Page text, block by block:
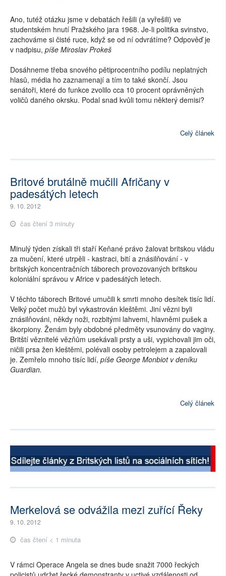
Ano, tutéž otázku jsme v debatách řešili (a vyřešili) ve
studentském hnutí Pražského jara 1968. Je-li politika svinstvo,
zachováme si čisté ruce, když se od ní odvrátíme? Odpověď je
v nadpisu, píše Miroslav Prokeš
Dosáhneme třeba snového pětiprocentního podílu neplatných
hlasů, média ho zaznamenají a tím to také skončí. Jsou
senátoři, které do funkce zvolilo cca 10 procent oprávněných
voličů daného okrsku. Podal snad kvůli tomu některý demisi?
Celý článek
Britové brutálně mučili Afričany v
padesátých letech
9. 10. 2012
čas čtení 3 minuty
Minulý týden získali tři staří Keňané právo žalovat britskou vládu
za mučení, které utrpěli - kastraci, bití a znásilňování - v
britských koncentračních táborech provozovaných britskou
koloniální správou v Africe v padesátých letech.
V těchto táborech Britové umučili k smrti mnoho desítek tisíc lidí.
Velký počet mužů byl vykastrován kleštěmi. Jiní vězni byli
znásilňováni, někdy noži, rozbitými lahvemi, hlavněmi pušek a
škorpiony. Ženám byly obdobné předměty vsunovány do vaginy.
Britští věznitelé vězňům usekávali prsty a uši, vypichovali jim oči,
ničili prsa žen kleštěmi, polévali osoby petrolejem a zapalovali
je. Zemřelo mnoho tisíc lidí, píše George Monbiot v deníku
Guardian.
Celý článek
Merkelová se odvážila mezi zuřící Řeky
9. 10. 2012
čas čtení < 1 minuta
V rámci Operace Angela se dnes bude snažit 7000 řeckých